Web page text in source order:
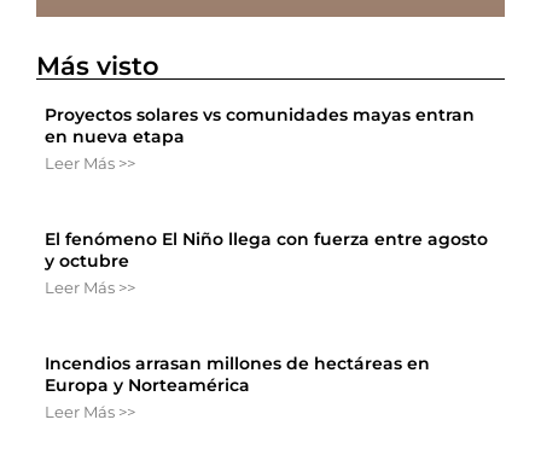
Más visto
Proyectos solares vs comunidades mayas entran
en nueva etapa
Leer Más >>
El fenómeno El Niño llega con fuerza entre agosto
y octubre
Leer Más >>
Incendios arrasan millones de hectáreas en
Europa y Norteamérica
Leer Más >>